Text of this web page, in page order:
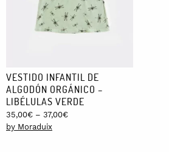
VESTIDO INFANTIL DE
ALGODÓN ORGÁNICO –
LIBÉLULAS VERDE
35,00€ – 37,00€Price
by Moraduix